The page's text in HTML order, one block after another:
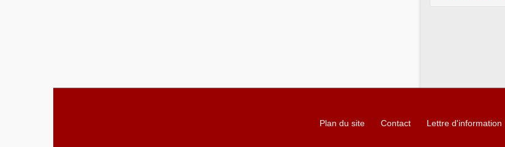
Plan du site Contact Lettre d'information